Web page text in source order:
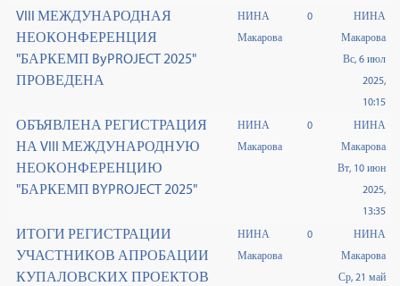
VIII МЕЖДУНАРОДНАЯ
НЕОКОНФЕРЕНЦИЯ
"БАРКЕМП ByPROJECT 2025"
ПРОВЕДЕНА
НИНА
Макарова
0
НИНА
Макарова
Вс, 6 июл
2025,
10:15
ОБЪЯВЛЕНА РЕГИСТРАЦИЯ
НА VIII МЕЖДУНАРОДНУЮ
НЕОКОНФЕРЕНЦИЮ
"БАРКЕМП BYPROJECT 2025"
НИНА
Макарова
0
НИНА
Макарова
Вт, 10 июн
2025,
13:35
ИТОГИ РЕГИСТРАЦИИ
УЧАСТНИКОВ АПРОБАЦИИ
КУПАЛОВСКИХ ПРОЕКТОВ
НИНА
Макарова
0
НИНА
Макарова
Ср, 21 май